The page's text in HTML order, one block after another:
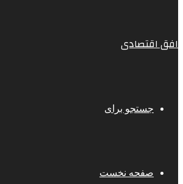
افق اقتصادی
جستجو برای
صفحه نخست